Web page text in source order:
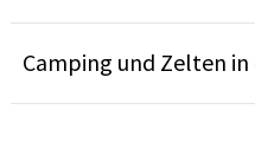
Camping und Zelten in